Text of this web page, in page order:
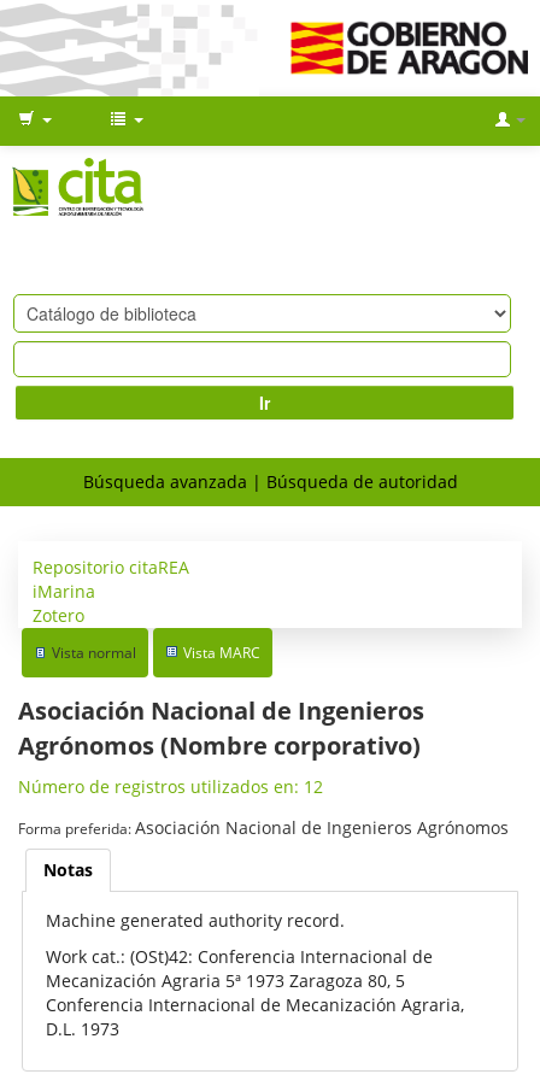
Ir
Búsqueda avanzada Búsqueda de autoridad
Repositorio citaREA
iMarina
Zotero
Vista normal Vista MARC
Asociación Nacional de Ingenieros
Agrónomos (Nombre corporativo)
Número de registros utilizados en: 12
Forma preferida:Asociación Nacional de Ingenieros Agrónomos
Notas
Machine generated authority record.
Work cat.: (OSt)42: Conferencia Internacional de
Mecanización Agraria 5ª 1973 Zaragoza 80, 5
Conferencia Internacional de Mecanización Agraria,
D.L. 1973